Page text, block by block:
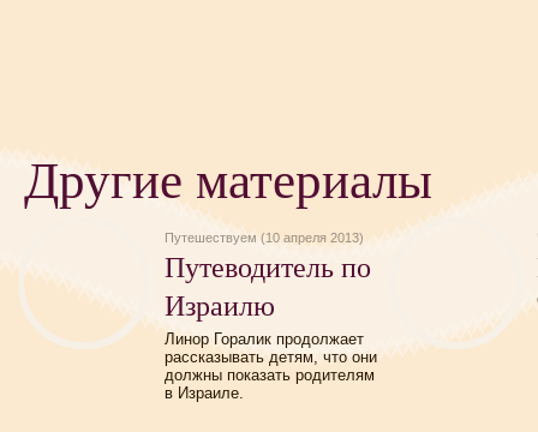
Другие материалы
Путешествуем (10 апреля 2013)
Путеводитель по
Израилю
Линор Горалик продолжает
рассказывать детям, что они
должны показать родителям
в Израиле.